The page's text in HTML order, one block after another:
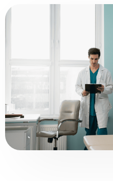
Термінова
Наш центр
допомогу нарколога